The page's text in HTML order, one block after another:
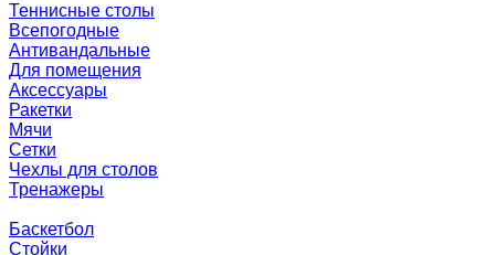
Теннисные столы
Всепогодные
Антивандальные
Для помещения
Аксессуары
Ракетки
Мячи
Сетки
Чехлы для столов
Тренажеры
Баскетбол
Стойки